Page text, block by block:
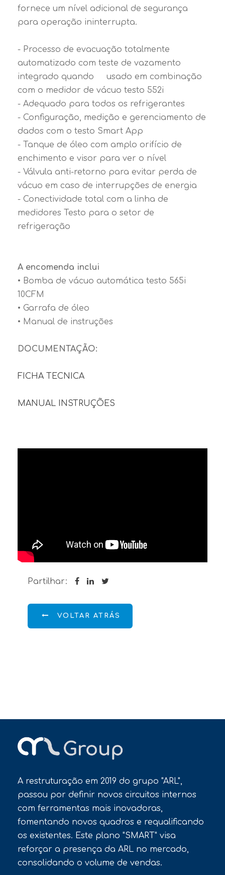
fornece um nível adicional de segurança
para operação ininterrupta.
- Processo de evacuação totalmente
automatizado com teste de vazamento
integrado quando usado em combinação
com o medidor de vácuo testo 552i
- Adequado para todos os refrigerantes
- Configuração, medição e gerenciamento de
dados com o testo Smart App
- Tanque de óleo com amplo orifício de
enchimento e visor para ver o nível
- Válvula anti-retorno para evitar perda de
vácuo em caso de interrupções de energia
- Conectividade total com a linha de
medidores Testo para o setor de
refrigeração
A encomenda inclui
• Bomba de vácuo automática testo 565i
10CFM
• Garrafa de óleo
• Manual de instruções
DOCUMENTAÇÃO:
FICHA TECNICA
MANUAL INSTRUÇÕES
Partilhar:
VOLTAR ATRÁS
A restruturação em 2019 do grupo "ARL",
passou por definir novos circuitos internos
com ferramentas mais inovadoras,
fomentando novos quadros e requalificando
os existentes. Este plano "SMART" visa
reforçar a presença da ARL no mercado,
consolidando o volume de vendas.